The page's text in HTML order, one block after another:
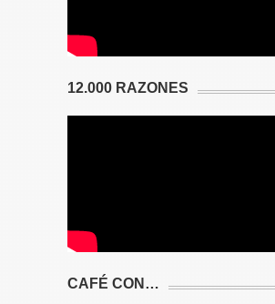
12.000 RAZONES
CAFÉ CON…